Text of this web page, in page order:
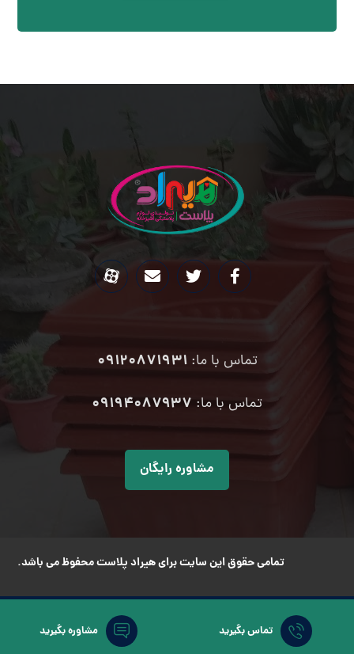
تماس با ما:09120871931
تماس با ما: ۰۹۱۹۴۰۸۷۹۳۷
مشاوره رایگان
تمامی حقوق این سایت برای هیراد پلاست محفوظ می باشد.
تماس بگیرید مشاوره بگیرید